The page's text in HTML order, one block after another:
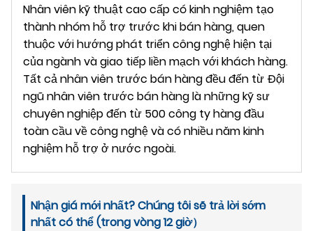
Nhân viên kỹ thuật cao cấp có kinh nghiệm tạo
thành nhóm hỗ trợ trước khi bán hàng, quen
thuộc với hướng phát triển công nghệ hiện tại
của ngành và giao tiếp liền mạch với khách hàng.
Tất cả nhân viên trước bán hàng đều đến từ Đội
ngũ nhân viên trước bán hàng là những kỹ sư
chuyên nghiệp đến từ 500 công ty hàng đầu
toàn cầu về công nghệ và có nhiều năm kinh
nghiệm hỗ trợ ở nước ngoài.
Nhận giá mới nhất? Chúng tôi sẽ trả lời sớm
nhất có thể (trong vòng 12 giờ）